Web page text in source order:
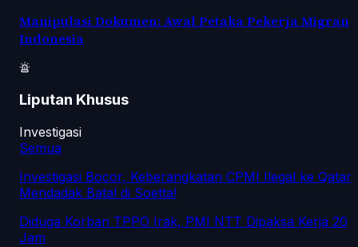
Manipulasi Dokumen: Awal Petaka Pekerja Migran
Indonesia
Liputan Khusus
Investigasi
Semua
Investigasi Bocor, Keberangkatan CPMI Ilegal ke Qatar
Mendadak Batal di Soetta!
Diduga Korban TPPO Irak, PMI NTT Dipaksa Kerja 20
Jam